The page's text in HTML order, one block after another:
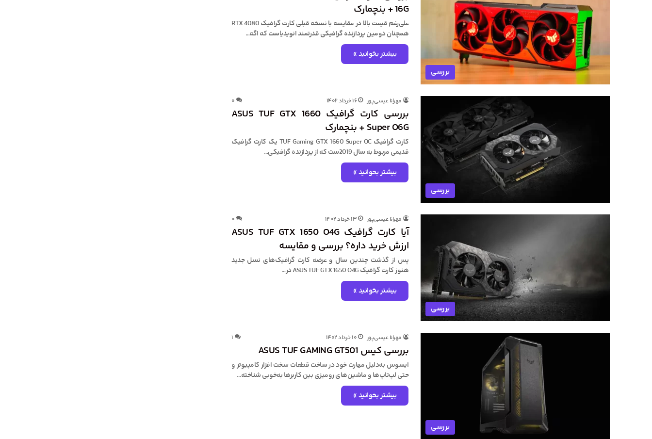
بررسی
16G + بنچمارک
علی‌رغم قیمت بالا در مقایسه با نسخه قبلی کارت گرافیک RTX 4080
همچنان دومین پردازنده گرافیکی قدرتمند انویدیاست که اگه…
بیشتر بخوانید »
بررسی
مهرانا عیسی‌پور ۱۶ خرداد ۱۴۰۲ ۰
بررسی کارت گرافیک ASUS TUF GTX 1660
Super O6G + بنچمارک
کارت گرافیک TUF Gaming GTX 1660 Super OC یک کارت گرافیک
قدیمی مربوط به سال 2019ست که از پردازنده گرافیکی…
بیشتر بخوانید »
بررسی
مهرانا عیسی‌پور ۱۳ خرداد ۱۴۰۲ ۰
آیا کارت گرافیک ASUS TUF GTX 1650 O4G
ارزش خرید داره؟ بررسی و مقایسه
پس از گذشت چندین سال و عرضه کارت گرافیک‌های نسل جدید
هنوز کارت گرافیک ASUS TUF GTX 1650 O4G در…
بیشتر بخوانید »
بررسی
مهرانا عیسی‌پور ۱۰ خرداد ۱۴۰۲ ۱
بررسی کیس ASUS TUF GAMING GT501
ایسوس به‌دلیل مهارت خود در ساخت قطعات سخت افزار کامپیوتر و
حتی لپ‌تاپ‌ها و ماشین‌های رومیزی بین کاربرها به‌خوبی شناخته…
بیشتر بخوانید »